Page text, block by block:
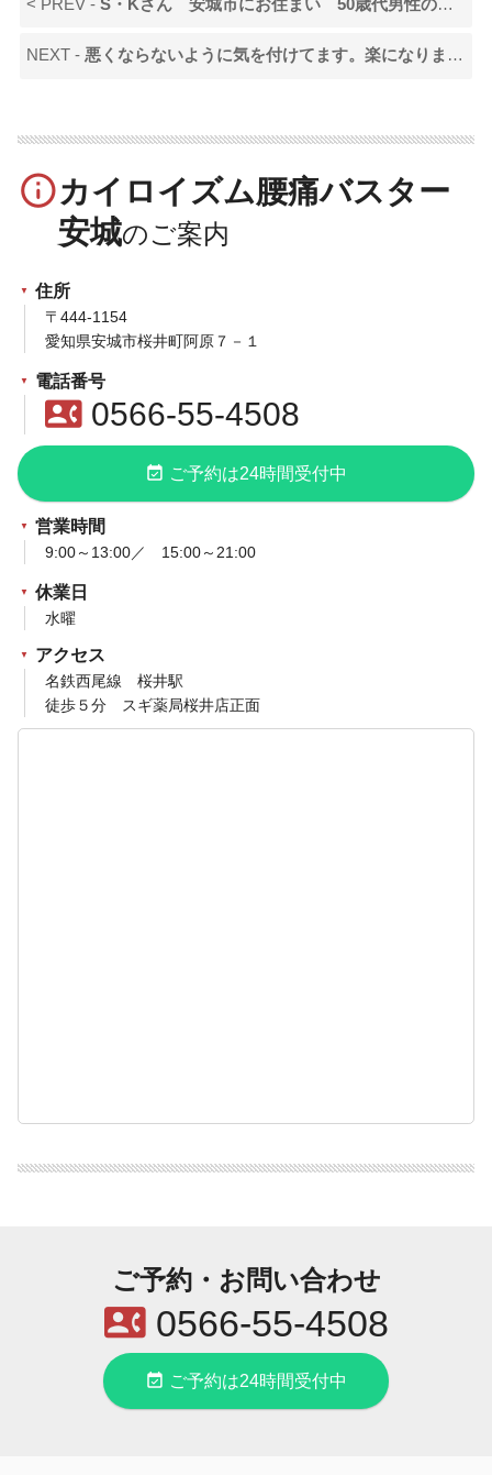
< PREV -S・Kさん 安城市にお住まい 50歳代男性の声です
NEXT -悪くならないように気を付けてます。楽になりました。
info_outlineカイロイズム腰痛バスター
安城
住所
〒444-1154
愛知県安城市桜井町阿原７－１
電話番号
contact_phone0566-55-4508
event_available ご予約は24時間受付中
営業時間
9:00～13:00／ 15:00～21:00
休業日
水曜
アクセス
名鉄西尾線 桜井駅
徒歩５分 スギ薬局桜井店正面
ご予約・お問い合わせ
contact_phone0566-55-4508
event_available ご予約は24時間受付中